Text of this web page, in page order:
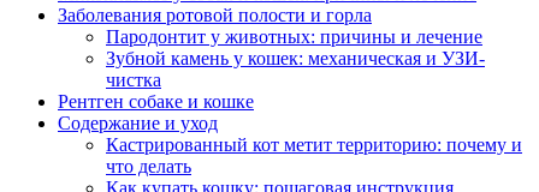
Заболевания ротовой полости и горла
Пародонтит у животных: причины и лечение
Зубной камень у кошек: механическая и УЗИ-
чистка
Рентген собаке и кошке
Содержание и уход
Кастрированный кот метит территорию: почему и
что делать
Как купать кошку: пошаговая инструкция